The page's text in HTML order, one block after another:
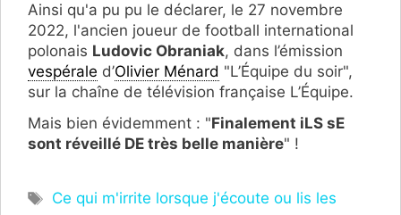
Ainsi qu'a pu pu le déclarer, le 27 novembre
2022, l'ancien joueur de football international
polonais Ludovic Obraniak, dans l’émission
vespérale d’Olivier Ménard "L’Équipe du soir",
sur la chaîne de télévision française L’Équipe.
Mais bien évidemment : "Finalement iLS sE
sont réveillé DE très belle manière" !
Étiquettes
Ce qui m'irrite lorsque j'écoute ou lis les